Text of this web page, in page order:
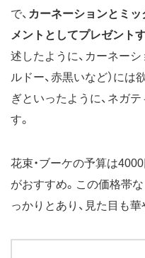
で、 カーネーションとミッ
メントとしてプレゼント
述したように、カーネー
ルドー、赤黒いなど）には
ぎといったように、ネガ
す。
花束・ブーケの予算は
がおすすめ。この価格帯
っかりとあり、見た目も